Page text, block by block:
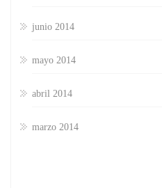
junio 2014
mayo 2014
abril 2014
marzo 2014